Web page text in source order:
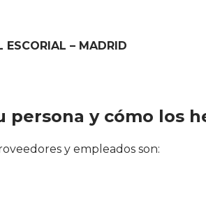
– MADRID
persona y cómo los
y empleados son: